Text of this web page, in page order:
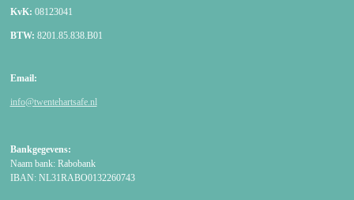
KvK: 08123041
BTW: 8201.85.838.B01
Email:
info@twentehartsafe.nl
Bankgegevens:
Naam bank: Rabobank
IBAN: NL31RABO0132260743